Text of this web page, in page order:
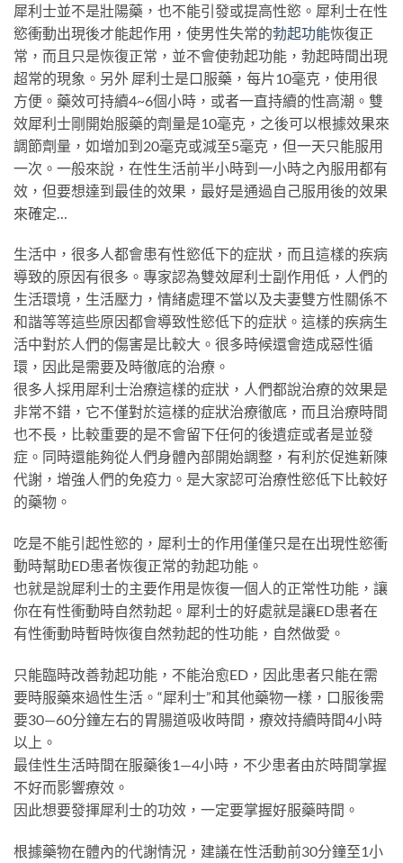
犀利士並不是壯陽藥，也不能引發或提高性慾。犀利士在性
慾衝動出現後才能起作用，使男性失常的勃起功能恢復正
常，而且只是恢復正常，並不會使勃起功能，勃起時間出現
超常的現象。另外 犀利士是口服藥，每片10毫克，使用很
方便。藥效可持續4~6個小時，或者一直持續的性高潮。雙
效犀利士剛開始服藥的劑量是10毫克，之後可以根據效果來
調節劑量，如增加到20毫克或減至5毫克，但一天只能服用
一次。一般來說，在性生活前半小時到一小時之內服用都有
效，但要想達到最佳的效果，最好是通過自己服用後的效果
來確定…
生活中，很多人都會患有性慾低下的症狀，而且這樣的疾病
導致的原因有很多。專家認為雙效犀利士副作用低，人們的
生活環境，生活壓力，情緒處理不當以及夫妻雙方性關係不
和諧等等這些原因都會導致性慾低下的症狀。這樣的疾病生
活中對於人們的傷害是比較大。很多時候還會造成惡性循
環，因此是需要及時徹底的治療。
很多人採用犀利士治療這樣的症狀，人們都說治療的效果是
非常不錯，它不僅對於這樣的症狀治療徹底，而且治療時間
也不長，比較重要的是不會留下任何的後遺症或者是並發
症。同時還能夠從人們身體內部開始調整，有利於促進新陳
代謝，增強人們的免疫力。是大家認可治療性慾低下比較好
的藥物。
吃是不能引起性慾的，犀利士的作用僅僅只是在出現性慾衝
動時幫助ED患者恢復正常的勃起功能。
也就是說犀利士的主要作用是恢復一個人的正常性功能，讓
你在有性衝動時自然勃起。犀利士的好處就是讓ED患者在
有性衝動時暫時恢復自然勃起的性功能，自然做愛。
只能臨時改善勃起功能，不能治愈ED，因此患者只能在需
要時服藥來過性生活。“犀利士”和其他藥物一樣，口服後需
要30—60分鐘左右的胃腸道吸收時間，療效持續時間4小時
以上。
最佳性生活時間在服藥後1—4小時，不少患者由於時間掌握
不好而影響療效。
因此想要發揮犀利士的功效，一定要掌握好服藥時間。
根據藥物在體內的代謝情況，建議在性活動前30分鐘至1小